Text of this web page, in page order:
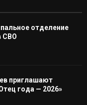
отделение
СВО
приглашают
года — 2026»